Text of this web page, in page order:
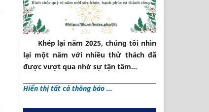
Khép lại năm 2025, chúng tôi nhìn
lại một năm với nhiều thử thách đã
được vượt qua nhờ sự tận tâm...
Hiển thị tất cả thông báo ...